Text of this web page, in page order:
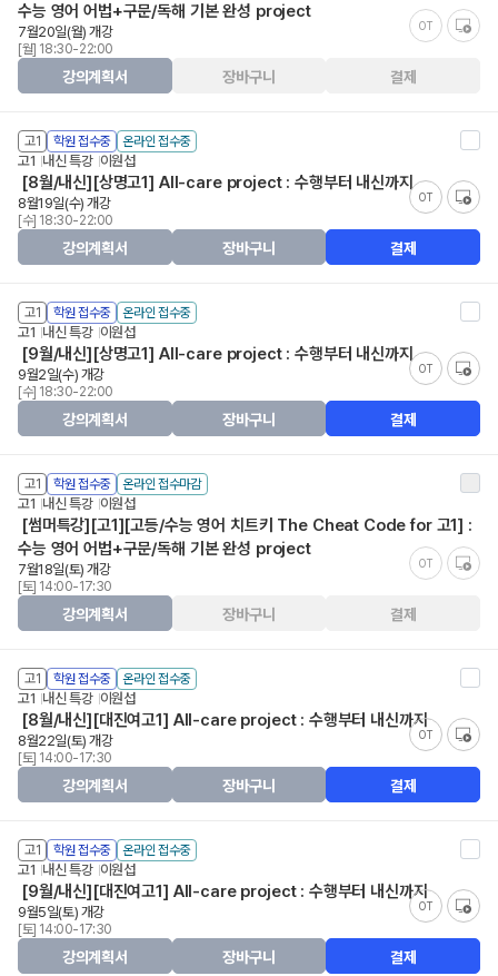
수능 영어 어법+구문/독해 기본 완성 project
OT
7월20일(월) 개강
[월] 18:30-22:00
강의계획서 장바구니 결제
고1 학원 접수중 온라인 접수중
고1 내신 특강 이원섭
[8월/내신][상명고1] All-care project : 수행부터 내신까지
OT
8월19일(수) 개강
[수] 18:30-22:00
강의계획서 장바구니 결제
고1 학원 접수중 온라인 접수중
고1 내신 특강 이원섭
[9월/내신][상명고1] All-care project : 수행부터 내신까지
OT
9월2일(수) 개강
[수] 18:30-22:00
강의계획서 장바구니 결제
고1 학원 접수중 온라인 접수마감
고1 내신 특강 이원섭
[썸머특강][고1][고등/수능 영어 치트키 The Cheat Code for 고1] :
수능 영어 어법+구문/독해 기본 완성 project
OT
7월18일(토) 개강
[토] 14:00-17:30
강의계획서 장바구니 결제
고1 학원 접수중 온라인 접수중
고1 내신 특강 이원섭
[8월/내신][대진여고1] All-care project : 수행부터 내신까지
OT
8월22일(토) 개강
[토] 14:00-17:30
강의계획서 장바구니 결제
고1 학원 접수중 온라인 접수중
고1 내신 특강 이원섭
[9월/내신][대진여고1] All-care project : 수행부터 내신까지
OT
9월5일(토) 개강
[토] 14:00-17:30
강의계획서 장바구니 결제